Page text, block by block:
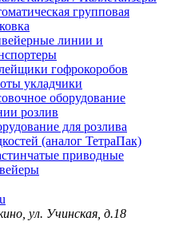
групповая
линии и
гофрокоробов
укладчики
оборудование
розлив
для розлива
(аналог ТетраПак)
приводные
ул. Учинская, д.18